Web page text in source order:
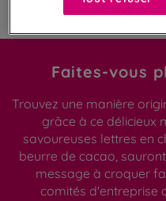
Faites-vous
Trouvez une manière
grâce à ce délicieux
savoureuses lettres en
beurre de cacao,
message à croquer
comités d'entreprise